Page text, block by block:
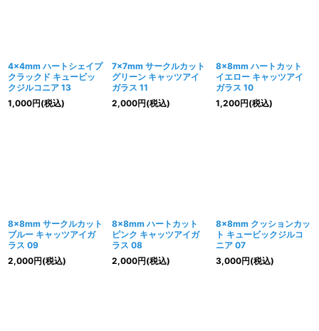
4×4mm ハートシェイプ
クラックド キュービッ
クジルコニア 13
1,000円(税込)
7×7mm サークルカット
グリーン キャッツアイ
ガラス 11
2,000円(税込)
8×8mm ハートカット
イエロー キャッツアイ
ガラス 10
1,200円(税込)
8×8mm サークルカット
ブルー キャッツアイガ
ラス 09
2,000円(税込)
8×8mm ハートカット
ピンク キャッツアイガ
ラス 08
2,000円(税込)
8×8mm クッションカッ
ト キュービックジルコ
ニア 07
3,000円(税込)